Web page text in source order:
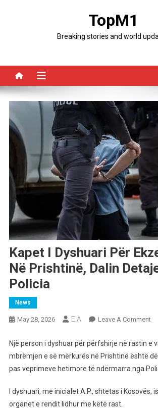
TopM1
Breaking stories and world
Kapet I Dyshuari Për
Në Prishtinë, Dalin
Policia
News
May 28, 2026 E.A Leave A CommentOn
I
Në
Një person i dyshuar për përfshirje në rastin e
mbrëmjen e së mërkurës në Prishtinë është
pas veprimeve hetimore të ndërmarra nga
I dyshuari, me inicialet A.P., shtetas i Kosovës,
organet e rendit lidhur me këtë rast.